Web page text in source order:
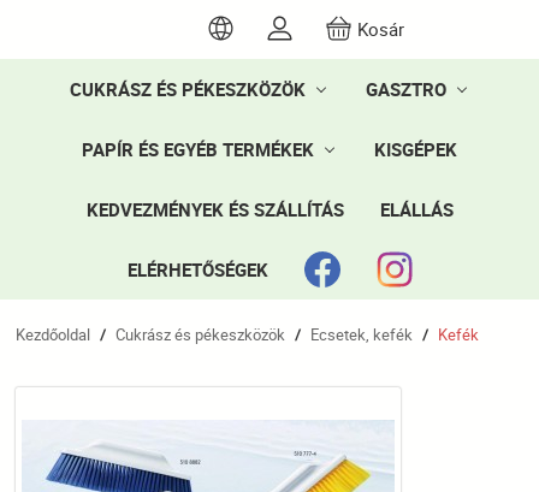
Kosár
CUKRÁSZ ÉS PÉKESZKÖZÖK GASZTRO
PAPÍR ÉS EGYÉB TERMÉKEK KISGÉPEK
KEDVEZMÉNYEK ÉS SZÁLLÍTÁS ELÁLLÁS
ELÉRHETŐSÉGEK
Kezdőoldal / Cukrász és pékeszközök / Ecsetek, kefék / Kefék